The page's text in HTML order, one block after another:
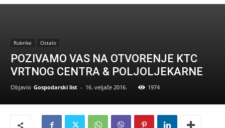
Rubrike Ostalo
POZIVAMO VAS NA OTVORENJE KTC
VRTNOG CENTRA & POLJOLJEKARNE
Objavio Gospodarski list - 16. veljače 2016. 1974